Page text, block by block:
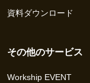
資料ダウンロード
その他のサービス
Workship EVENT